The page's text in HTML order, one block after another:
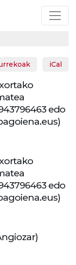
iCal
edo
edo